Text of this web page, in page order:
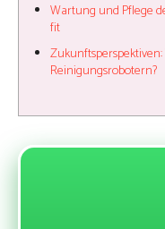
Wartung und Pflege
fit
Reinigungsrobotern?